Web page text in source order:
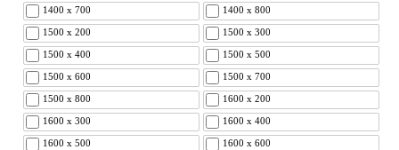
1400 x 700 1400 x 800
1500 x 200 1500 x 300
1500 x 400 1500 x 500
1500 x 600 1500 x 700
1500 x 800 1600 x 200
1600 x 300 1600 x 400
1600 x 500 1600 x 600